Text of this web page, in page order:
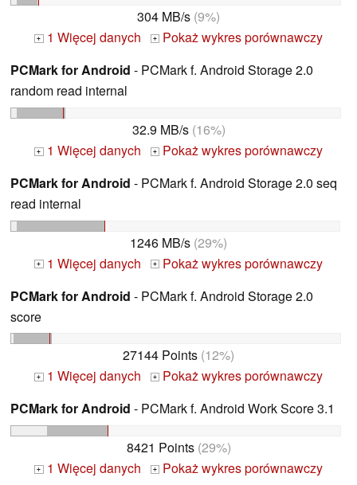
304 MB/s (9%)
+ 1 Więcej danych +
Pokaż wykres porównawczy
PCMark for Android - PCMark f. Android Storage 2.0
random read internal
32.9 MB/s(16%)
+ 1 Więcej danych +
Pokaż wykres porównawczy
PCMark for Android - PCMark f. Android Storage 2.0 seq
read internal
1246 MB/s (29%)
+ 1 Więcej danych +
Pokaż wykres porównawczy
PCMark for Android - PCMark f. Android Storage 2.0
score
27144 Points (12%)
+ 1 Więcej danych +
Pokaż wykres porównawczy
PCMark for Android - PCMark f. Android Work Score 3.1
8421 Points(29%)
+ 1 Więcej danych + Pokaż wykres porównawczy